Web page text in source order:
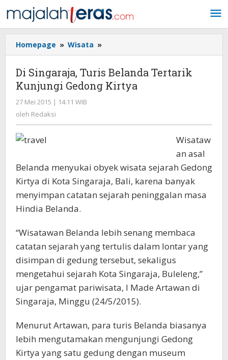
ke
konten
Homepage » Wisata »
Singaraja,
Turis
Belanda
Tertarik
Di Singaraja, Turis Belanda Tertarik
Kunjungi Gedong Kirtya
27 Mei 2015 | 14:11 WIB
oleh Redaksi
Wisataw
an asal
Belanda menyukai obyek wisata sejarah Gedong
Kirtya di Kota Singaraja, Bali, karena banyak
menyimpan catatan sejarah peninggalan masa
Hindia Belanda.
“Wisatawan Belanda lebih senang membaca
catatan sejarah yang tertulis dalam lontar yang
disimpan di gedung tersebut, sekaligus
mengetahui sejarah Kota Singaraja, Buleleng,”
ujar pengamat pariwisata, I Made Artawan di
Singaraja, Minggu (24/5/2015).
Menurut Artawan, para turis Belanda biasanya
lebih mengutamakan mengunjungi Gedong
Kirtya yang satu gedung dengan museum